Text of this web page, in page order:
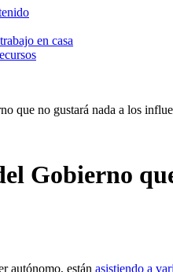
en casa
que no gustará nada a los
Gobierno
autónomo, están asistiendo a